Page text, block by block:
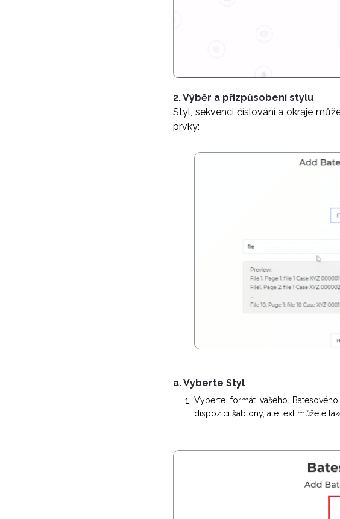
2. Výběr a přizpůsobení stylu
Styl, sekvenci číslování a okraje
prvky:
a. Vyberte Styl
Vyberte formát vašeho
dispozici šablony, ale text můžete